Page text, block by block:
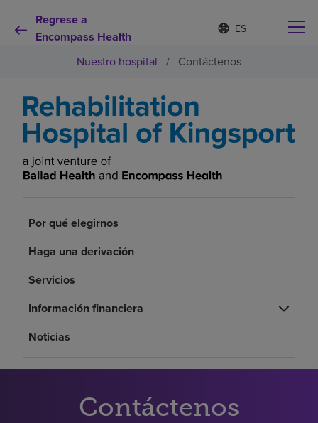
Regrese a
Encompass Health
Lista
de
contraída
d
o
l
e
c
i
Por qué debe elegirnos
Servicios de rehabilitación
Recursos de salud
Acerca de nosotros
Nuestro hospital / Contáctenos
Por qué elegirnos
Haga una derivación
Servicios
Información financiera
Noticias
Contáctenos